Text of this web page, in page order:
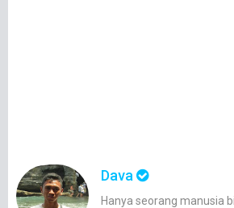
Dava
Hanya seorang manusia